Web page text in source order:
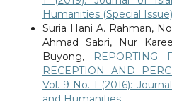
Humanities (Special Issue)
Suria Hani A. Rahman,
Ahmad Sabri, Nur
Buyong,
REPORTING
RECEPTION AND
Vol. 9 No. 1 (2016):